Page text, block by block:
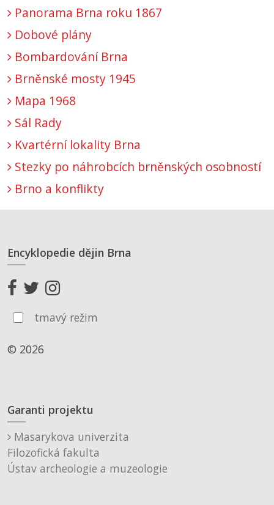
Panorama Brna roku 1867
Dobové plány
Bombardování Brna
Brněnské mosty 1945
Mapa 1968
Sál Rady
Kvartérní lokality Brna
Stezky po náhrobcích brněnských osobností
Brno a konflikty
Encyklopedie dějin Brna
tmavý režim
© 2026
Garanti projektu
Masarykova univerzita
Filozofická fakulta
Ústav archeologie a muzeologie